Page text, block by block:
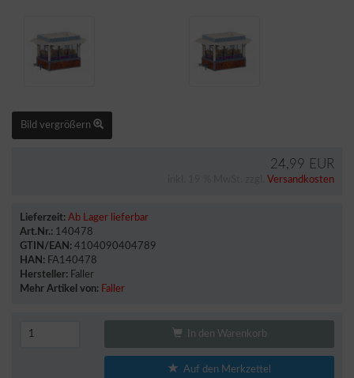
Bild vergrößern
24,99 EUR
Versandkosten
Lieferzeit: Ab Lager lieferbar
Art.Nr.: 140478
GTIN/EAN: 4104090404789
HAN: FA140478
Hersteller: Faller
Mehr Artikel von: Faller
In den Warenkorb
Auf den Merkzettel